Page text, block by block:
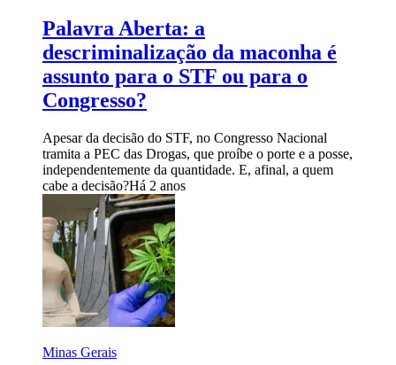
Palavra Aberta: a
descriminalização da maconha é
assunto para o STF ou para o
Congresso?
Apesar da decisão do STF, no Congresso Nacional
tramita a PEC das Drogas, que proíbe o porte e a posse,
independentemente da quantidade. E, afinal, a quem
cabe a decisão?Há 2 anos
Minas Gerais